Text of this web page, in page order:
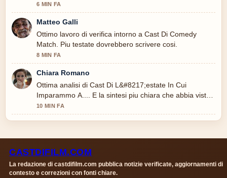
6 MIN FA
Matteo Galli
Ottimo lavoro di verifica intorno a Cast Di Comedy
Match. Piu testate dovrebbero scrivere cosi.
8 MIN FA
Chiara Romano
Ottima analisi di Cast Di L&#8217;estate In Cui
Imparammo A.... E la sintesi piu chiara che abbia visto
oggi.
10 MIN FA
CASTDIFILM.COM
La redazione di castdifilm.com pubblica notizie verificate, aggiornamenti di
contesto e correzioni con fonti chiare.